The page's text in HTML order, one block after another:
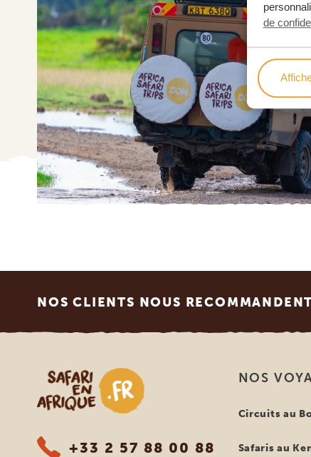
de
NOS CLIENTS NOUS RECOMMANDENT
Safari en Afrique
+33 2 57 88 00 88
NOS
Circuits au
Safaris au